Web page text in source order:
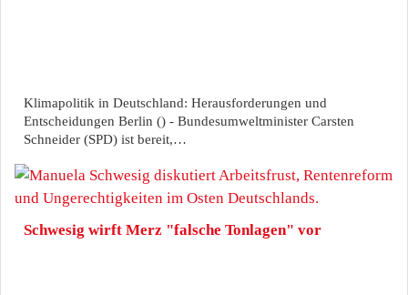
Klimapolitik in Deutschland: Herausforderungen und
Entscheidungen Berlin () - Bundesumweltminister Carsten
Schneider (SPD) ist bereit,…
Schwesig wirft Merz "falsche Tonlagen" vor